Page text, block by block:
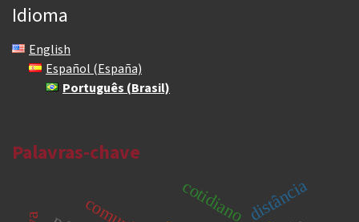
Idioma
English
Español (España)
Português (Brasil)
Palavras-chave
cotidiano distância